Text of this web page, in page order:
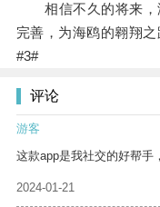
相信不久的将来，
完善，为海鸥的翱翔之
#3#
评论
游客
这款app是我社交的好帮手
2024-01-21